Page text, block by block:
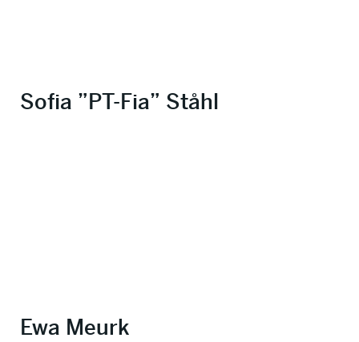
Sofia ”PT-Fia” Ståhl
Ewa Meurk